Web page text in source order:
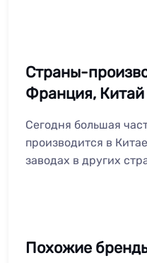
Страны-
Франция, Китай
Сегодня большая
производится в
заводах в других
Похожие